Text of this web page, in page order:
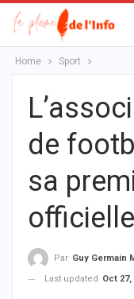
Home Sport
de
sa
officielle
Par Guy Germain
Last updated
Oct 27,